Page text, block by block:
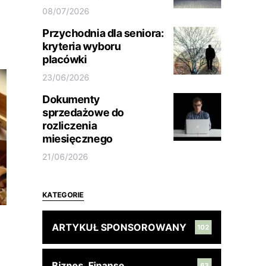
08/07/2026
Przychodnia dla seniora:
kryteria wyboru
placówki
23/06/2026
Dokumenty
sprzedażowe do
rozliczenia
miesięcznego
21/06/2026
KATEGORIE
ARTYKUŁ SPONSOROWANY 102